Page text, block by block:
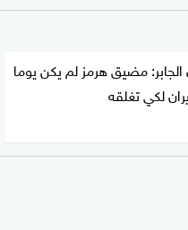
مضيق هرمز لم يكن يوما
لكي تغلقه